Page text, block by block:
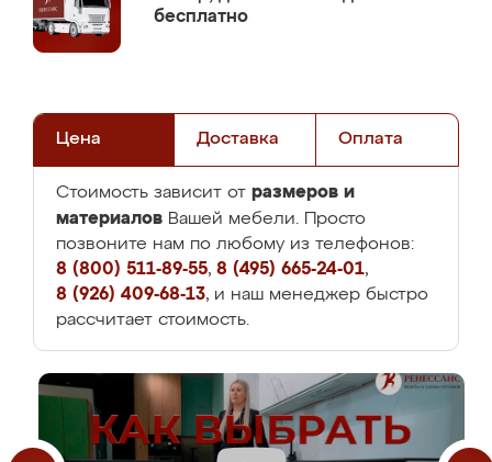
бесплатно
Цена Доставка Оплата
Стоимость зависит от размеров и
материалов Вашей мебели. Просто
позвоните нам по любому из телефонов:
8 (800) 511-89-55, 8 (495) 665-24-01,
8 (926) 409-68-13, и наш менеджер быстро
рассчитает стоимость.